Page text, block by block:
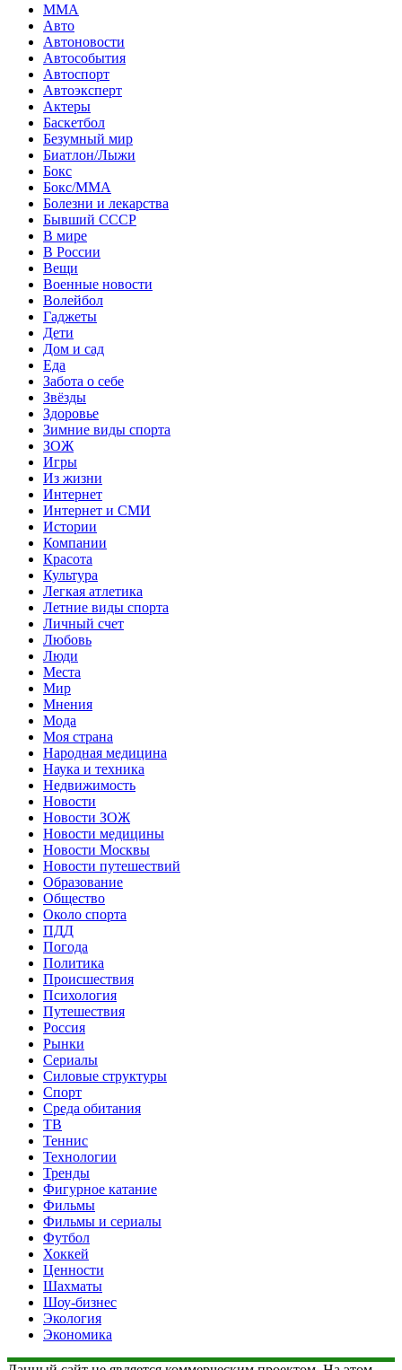
MMA
Авто
Автоновости
Автособытия
Автоспорт
Автоэксперт
Актеры
Баскетбол
Безумный мир
Биатлон/Лыжи
Бокс
Бокс/MMA
Болезни и лекарства
Бывший СССР
В мире
В России
Вещи
Военные новости
Волейбол
Гаджеты
Дети
Дом и сад
Еда
Забота о себе
Звёзды
Здоровье
Зимние виды спорта
ЗОЖ
Игры
Из жизни
Интернет
Интернет и СМИ
Истории
Компании
Красота
Культура
Легкая атлетика
Летние виды спорта
Личный счет
Любовь
Люди
Места
Мир
Мнения
Мода
Моя страна
Народная медицина
Наука и техника
Недвижимость
Новости
Новости ЗОЖ
Новости медицины
Новости Москвы
Новости путешествий
Образование
Общество
Около спорта
ПДД
Погода
Политика
Происшествия
Психология
Путешествия
Россия
Рынки
Сериалы
Силовые структуры
Спорт
Среда обитания
ТВ
Теннис
Технологии
Тренды
Фигурное катание
Фильмы
Фильмы и сериалы
Футбол
Хоккей
Ценности
Шахматы
Шоу-бизнес
Экология
Экономика